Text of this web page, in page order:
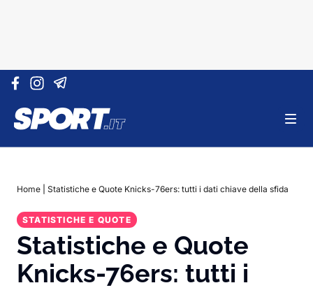
Vai al contenuto
Home Statistiche e Quote Knicks-76ers: tutti i dati chiave della sfida
STATISTICHE E QUOTE
Statistiche e Quote
Knicks-76ers: tutti i